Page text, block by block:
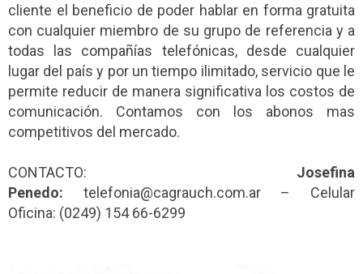
cliente el beneficio de poder hablar en forma gratuita
con cualquier miembro de su grupo de referencia y a
todas las compañías telefónicas, desde cualquier
lugar del país y por un tiempo ilimitado, servicio que le
permite reducir de manera significativa los costos de
comunicación. Contamos con los abonos mas
competitivos del mercado.
CONTACTO: Josefina
Penedo: telefonia@cagrauch.com.ar – Celular
Oficina: (0249) 154 66-6299